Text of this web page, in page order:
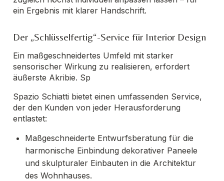
ein Ergebnis mit klarer Handschrift.
Der „Schlüsselfertig“-Service für Interior Design
Ein maßgeschneidertes Umfeld mit starker
sensorischer Wirkung zu realisieren, erfordert
äußerste Akribie. Sp
Spazio Schiatti bietet einen umfassenden Service,
der den Kunden von jeder Herausforderung
entlastet:
Maßgeschneiderte Entwurfsberatung für die
harmonische Einbindung dekorativer Paneele
und skulpturaler Einbauten in die Architektur
des Wohnhauses.